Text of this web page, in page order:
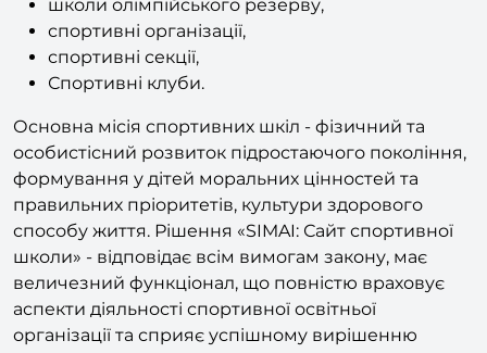
спортивні секції,
Спортивні клуби.
Основна місія спортивних шкіл - фізичний та
особистісний розвиток підростаючого покоління,
формування у дітей моральних цінностей та
правильних пріоритетів, культури здорового
способу життя. Рішення «SIMAI: Сайт спортивної
школи» - відповідає всім вимогам закону, має
величезний функціонал, що повністю враховує
аспекти діяльності спортивної освітньої
організації та сприяє успішному вирішенню
завдань школи!